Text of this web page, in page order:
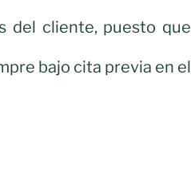
del cliente, puesto que
bajo cita previa en el